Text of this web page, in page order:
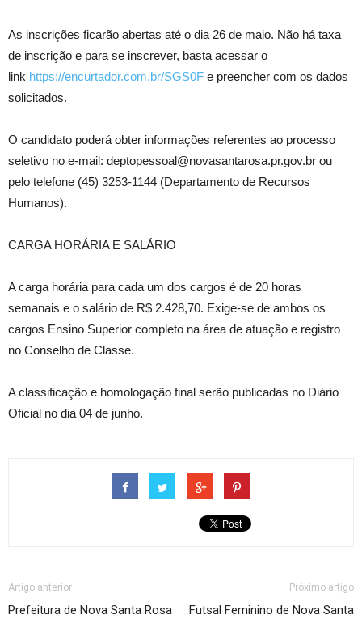
As inscrições ficarão abertas até o dia 26 de maio. Não há taxa
de inscrição e para se inscrever, basta acessar o
link https://encurtador.com.br/SGS0F e preencher com os dados
solicitados.
O candidato poderá obter informações referentes ao processo
seletivo no e-mail: deptopessoal@novasantarosa.pr.gov.br ou
pelo telefone (45) 3253-1144 (Departamento de Recursos
Humanos).
CARGA HORÁRIA E SALÁRIO
A carga horária para cada um dos cargos é de 20 horas
semanais e o salário de R$ 2.428,70. Exige-se de ambos os
cargos Ensino Superior completo na área de atuação e registro
no Conselho de Classe.
A classificação e homologação final serão publicadas no Diário
Oficial no dia 04 de junho.
Artigo anterior
Prefeitura de Nova Santa Rosa
Próximo artigo
Futsal Feminino de Nova Santa